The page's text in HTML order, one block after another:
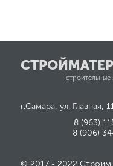
г.Самара, ул. Главная,
8 (963)
8 (906)